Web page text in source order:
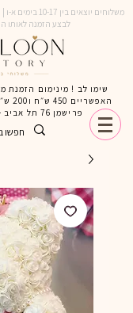
משלוחים יוצאים
לבצע הזמנה לאותו
שימו לב ! מינימום הזמנת
פרישמן 76 תל אביב - טלפון